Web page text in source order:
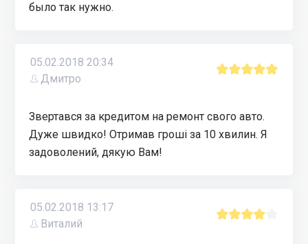
было так нужно.
05.02.2018 20:34
Дмитро
Звертався за кредитом на ремонт свого авто.
Дуже швидко! Отримав грошi за 10 хвилин. Я
задоволений, дякую Вам!
05.02.2018 13:17
Виталий